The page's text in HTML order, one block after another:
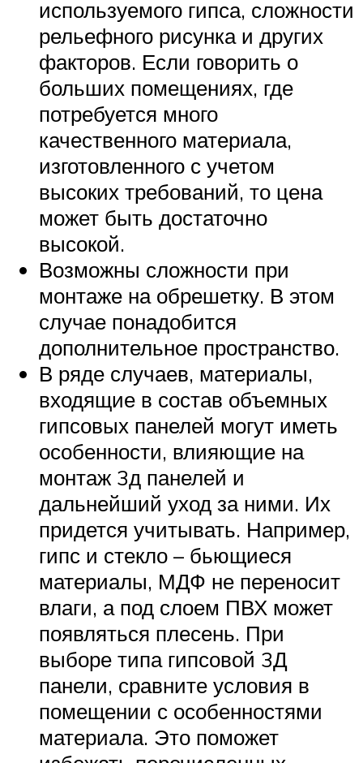
используемого гипса, сложности
рельефного рисунка и других
факторов. Если говорить о
больших помещениях, где
потребуется много
качественного материала,
изготовленного с учетом
высоких требований, то цена
может быть достаточно
высокой.
Возможны сложности при
монтаже на обрешетку. В этом
случае понадобится
дополнительное пространство.
В ряде случаев, материалы,
входящие в состав объемных
гипсовых панелей могут иметь
особенности, влияющие на
монтаж 3д панелей и
дальнейший уход за ними. Их
придется учитывать. Например,
гипс и стекло – бьющиеся
материалы, МДФ не переносит
влаги, а под слоем ПВХ может
появляться плесень. При
выборе типа гипсовой 3Д
панели, сравните условия в
помещении с особенностями
материала. Это поможет